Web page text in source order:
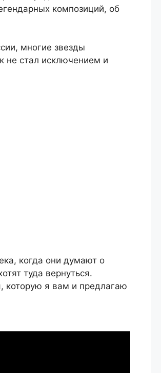
композиций, об
многие звезды
не стал исключением и
когда они думают о
туда вернуться.
которую я вам и предлагаю